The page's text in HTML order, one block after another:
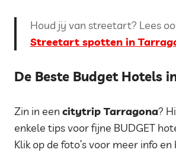
Houd jij van streetart? Lees
Streetart spotten in
De Beste Budget Hotels
Zin in een citytrip Tarragona?
enkele tips voor fijne BUDGET
Klik op de foto’s voor meer info en